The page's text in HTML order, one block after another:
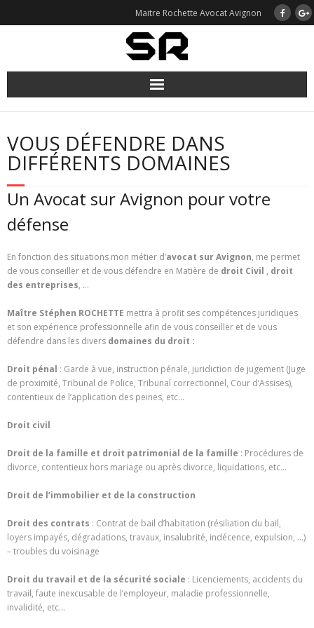
Maitre Rochette Avocat Avignon
VOUS DÉFENDRE DANS
DIFFÉRENTS DOMAINES
Un Avocat sur Avignon pour votre
défense
En fonction des situations mon métier d’avocat sur Avignon, me permet
de vous conseiller et de vous défendre en Matière de droit Civil , droit
des entreprises, …
Maître Stéphen ROCHETTE mettra à profit ses compétences juridiques
et son expérience professionnelle afin de vous conseiller et de vous
défendre dans les divers domaines du droit :
Droit pénal : Garde à vue, instruction pénale, juridiction de jugement (Juge
de proximité, Tribunal de Police, Tribunal correctionnel, Cour d’Assises),
contentieux de l’application des peines, etc…
Droit civil
Droit de la famille et droit patrimonial de la famille : Procédures de
divorce, contentieux hors mariage ou après divorce, liquidations, etc…
Droit de l’immobilier et de la construction
Droit des contrats : Contrat de bail d’habitation (résiliation du bail,
loyers impayés, dégradations, travaux, insalubrité, indécence, expulsion, …)
– troubles du voisinage
Droit du travail et de la sécurité sociale : Licenciements, accidents du
travail, faute inexcusable de l’employeur, maladie professionnelle,
invalidité, etc…